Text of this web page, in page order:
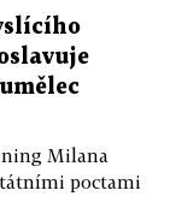
Milana
poctami